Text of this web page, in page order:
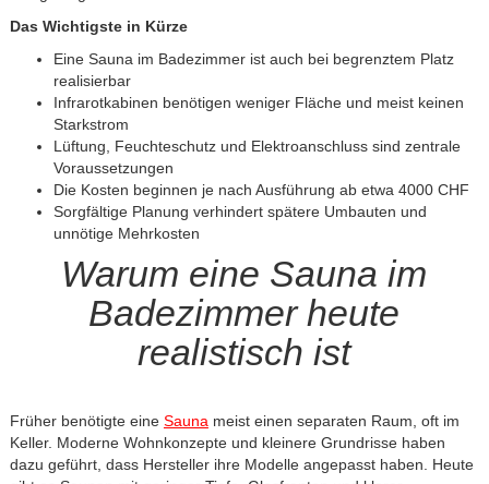
Das Wichtigste in Kürze
Eine Sauna im Badezimmer ist auch bei begrenztem Platz
realisierbar
Infrarotkabinen benötigen weniger Fläche und meist keinen
Starkstrom
Lüftung, Feuchteschutz und Elektroanschluss sind zentrale
Voraussetzungen
Die Kosten beginnen je nach Ausführung ab etwa 4000 CHF
Sorgfältige Planung verhindert spätere Umbauten und
unnötige Mehrkosten
Warum eine Sauna im
Badezimmer heute
realistisch ist
Früher benötigte eine Sauna meist einen separaten Raum, oft im
Keller. Moderne Wohnkonzepte und kleinere Grundrisse haben
dazu geführt, dass Hersteller ihre Modelle angepasst haben. Heute